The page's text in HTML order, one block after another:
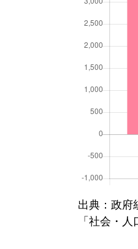
出典：政府
「社会・